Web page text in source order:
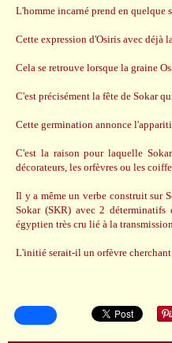
L'homme incarné prend en quelque
Cette expression d'Osiris avec déjà
Cela se retrouve lorsque la graine
C'est précisément la fête de Sokar
Cette germination annonce
C'est la raison pour laquelle
décorateurs, les orfèvres ou les
Il y a même un verbe construit sur
Sokar (SKR) avec 2 déterminatifs
égyptien très cru lié à la
L'initié serait-il un orfèvre